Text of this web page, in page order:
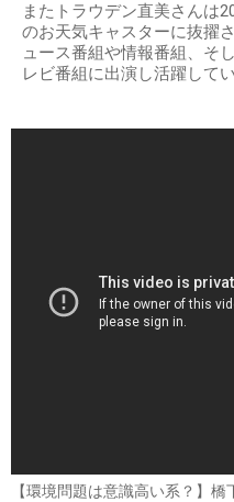
またトラウデン直美さんは
のお天気キャスターに抜擢
ュース番組や情報番組、そ
レビ番組に出演し活躍してい
【環境問題は意識高い系？】